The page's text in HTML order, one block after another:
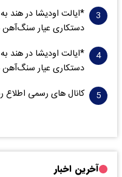
*ایالت اودیشا در هند
دستکاری عیار
*ایالت اودیشا در هند
دستکاری عیار
کانال های رسمی اطلاع
آخرین اخبار